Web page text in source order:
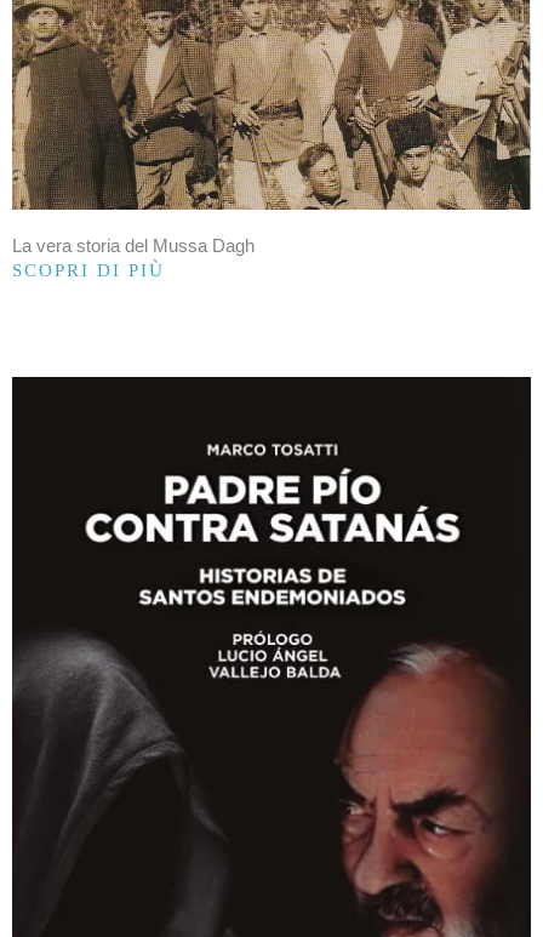
La vera storia del Mussa Dagh
SCOPRI DI PIÙ